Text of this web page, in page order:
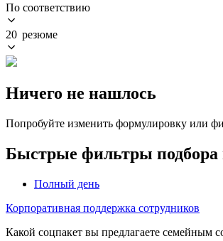
По соответствию
20 резюме
Ничего не нашлось
Попробуйте изменить формулировку или
Быстрые фильтры подбора
Полный день
Корпоративная поддержка сотрудников
Какой соцпакет вы предлагаете семейным